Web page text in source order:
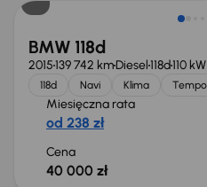
BMW 118d
2015139 742 kmDiesel118d110 kW
118d Navi Klima
Miesięczna rata
od 238 zł
Cena
40 000 zł